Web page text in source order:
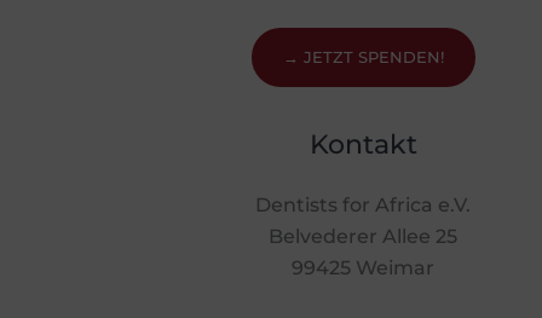
→ JETZT SPENDEN!
Kontakt
Dentists for Africa e.V.
Belvederer Allee 25
99425 Weimar